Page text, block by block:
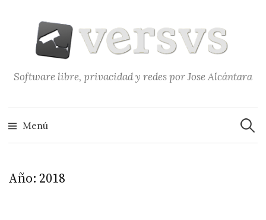
contenido
Software libre, privacidad y redes por Jose Alcántara
Menú
Año:2018